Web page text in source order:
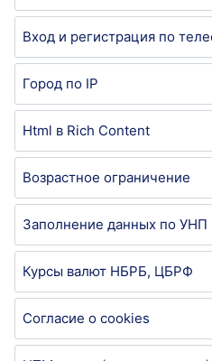
Вход и регистрация по
Город по IP
Html в Rich Content
Возрастное ограничение
Заполнение данных по УНП
Курсы валют НБРБ, ЦБРФ
Согласие о cookies